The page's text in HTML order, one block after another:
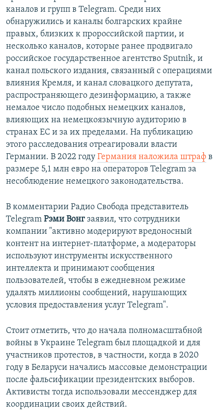
каналов и групп в Telegram. Среди них
обнаружились и каналы болгарских крайне
правых, близких к пророссийской партии, и
несколько каналов, которые ранее продвигало
российское государственное агентство Sputnik, и
канал польского издания, связанный с операциями
влияния Кремля, и канал словацкого депутата,
распространяющего дезинформацию, а также
немалое число подобных немецких каналов,
влияющих на немецкоязычную аудиторию в
странах ЕС и за их пределами. На публикацию
этого расследования отреагировали власти
Германии. В 2022 году Германия наложила штраф в
размере 5,1 млн евро на операторов Telegram за
несоблюдение немецкого законодательства.
В комментарии Радио Свобода представитель
Telegram Рэми Вонг заявил, что сотрудники
компании "активно модерируют вредоносный
контент на интернет-платформе, а модераторы
используют инструменты искусственного
интеллекта и принимают сообщения
пользователей, чтобы в ежедневном режиме
удалять миллионы сообщений, нарушающих
условия предоставления услуг Telegram".
Стоит отметить, что до начала полномасштабной
войны в Украине Telegram был площадкой и для
участников протестов, в частности, когда в 2020
году в Беларуси начались массовые демонстрации
после фальсификации президентских выборов.
Активисты тогда использовали мессенджер для
координации своих действий.